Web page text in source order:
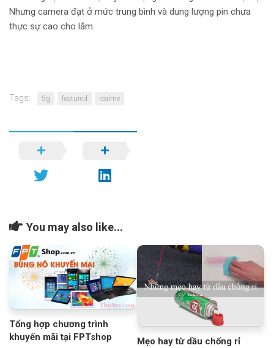
Nhưng camera đạt ở mức trung bình và dung lượng pin chưa
thực sự cao cho lắm.
Tags: 5g featured realme
You may also like...
Tổng hợp chương trình
khuyến mãi tại FPTshop
Mẹo hay từ dầu chống rỉ